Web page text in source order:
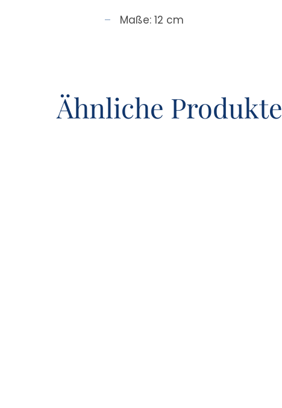
Maße: 12 cm
Ähnliche Produkte